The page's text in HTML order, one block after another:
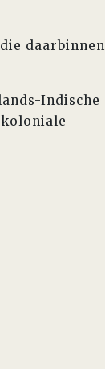
daarbinnen
Indische